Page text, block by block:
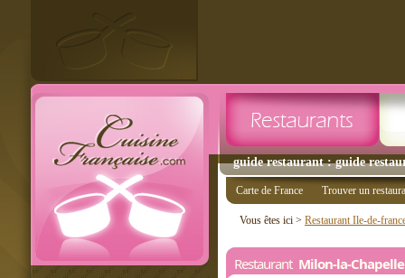
guide restaurant : guide
Carte de France Trouver un
Vous êtes ici > Restaurant Ile-de-
Restaurant Milon-la-Chapelle